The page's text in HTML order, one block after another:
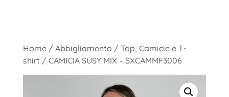
Home/ Abbigliamento / Top, Camicie e T-
shirt / CAMICIA SUSY MIX – SXCAMMF3006